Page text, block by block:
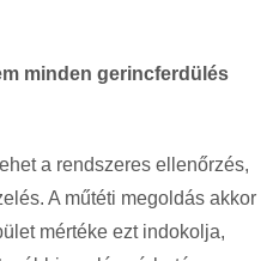
minden gerincferdülés
a rendszeres ellenőrzés,
A műtéti megoldás akkor
mértéke ezt indokolja,